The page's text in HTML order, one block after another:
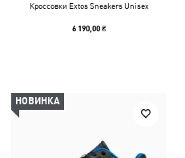
Кроссовки Extos Sneakers Unisex
6 190,00 ₴
НОВИНКА